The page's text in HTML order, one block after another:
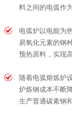
料之间的电弧作
电弧炉以电能为
易氧化元素的钢
预热原料，实现
随着电弧熔炼炉
炉炼钢成本不断
生产普通碳素钢